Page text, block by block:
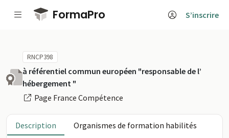
Passer au contenu principal
FormaPro S’inscrire
RNCP398
à référentiel commun européen "responsable de l’
hébergement "
Page France Compétence
Description Organismes de formation habilités